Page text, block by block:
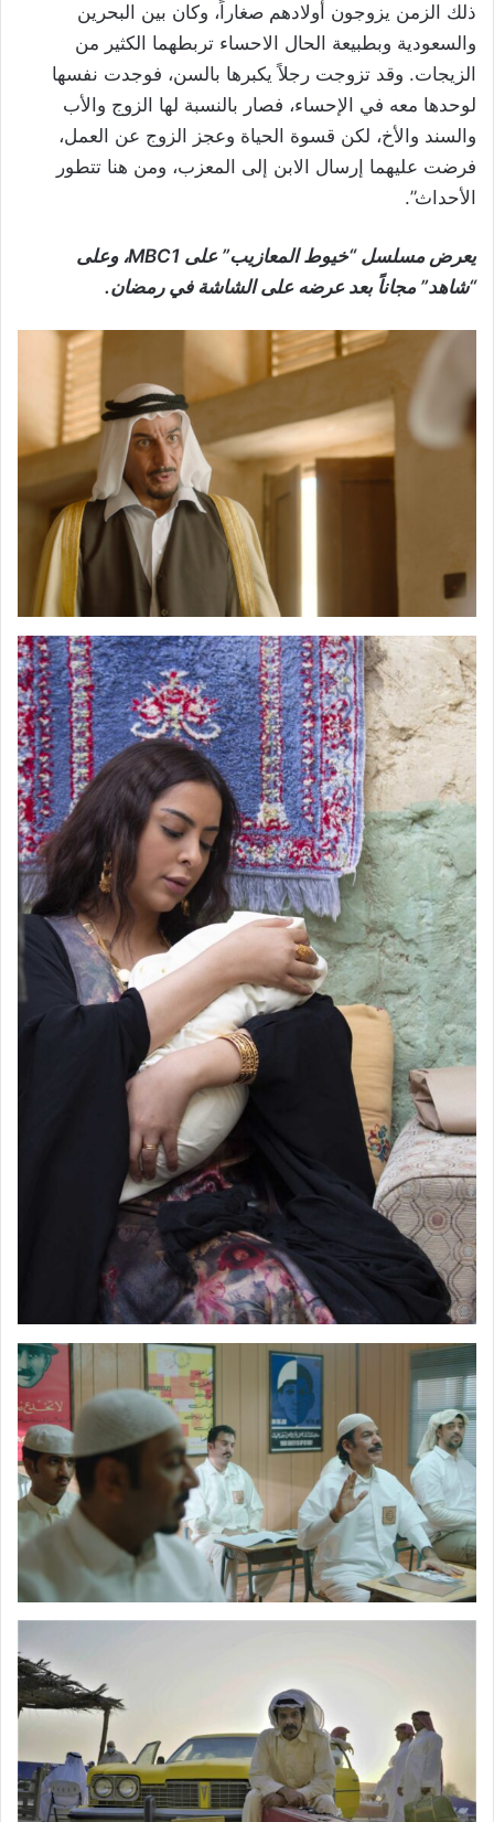
ذلك الزمن يزوجون أولادهم صغاراً، وكان بين البحرين
والسعودية وبطبيعة الحال الاحساء تربطهما الكثير من
الزيجات. وقد تزوجت رجلاً يكبرها بالسن، فوجدت نفسها
لوحدها معه في الإحساء، فصار بالنسبة لها الزوج والأب
والسند والأخ، لكن قسوة الحياة وعجز الزوج عن العمل،
فرضت عليهما إرسال الابن إلى المعزب، ومن هنا تتطور
الأحداث”.
يعرض مسلسل “خيوط المعازيب” على MBC1، وعلى
“شاهد” مجاناً بعد عرضه على الشاشة في رمضان.